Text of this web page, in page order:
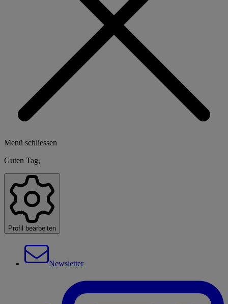
Menü schliessen
Guten Tag,
Profil bearbeiten
Newsletter